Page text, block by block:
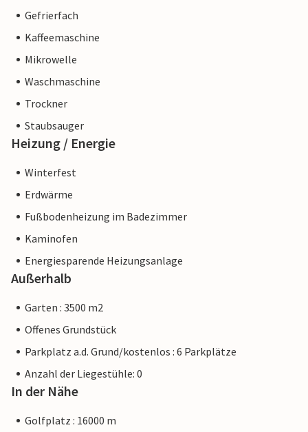
Gefrierfach
Kaffeemaschine
Mikrowelle
Waschmaschine
Trockner
Staubsauger
Heizung / Energie
Winterfest
Erdwärme
Fußbodenheizung im Badezimmer
Kaminofen
Energiesparende Heizungsanlage
Außerhalb
Garten : 3500 m2
Offenes Grundstück
Parkplatz a.d. Grund/kostenlos : 6 Parkplätze
Anzahl der Liegestühle: 0
In der Nähe
Golfplatz : 16000 m